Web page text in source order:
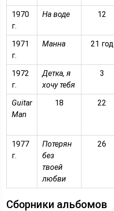
1970
г.
На воде 12
1971
г.
Манна 21 год
1972
г.
Детка, я
хочу тебя
3
Guitar
Man
18
22
1977
г.
Потерян
без
твоей
любви
26
Сборники альбомов